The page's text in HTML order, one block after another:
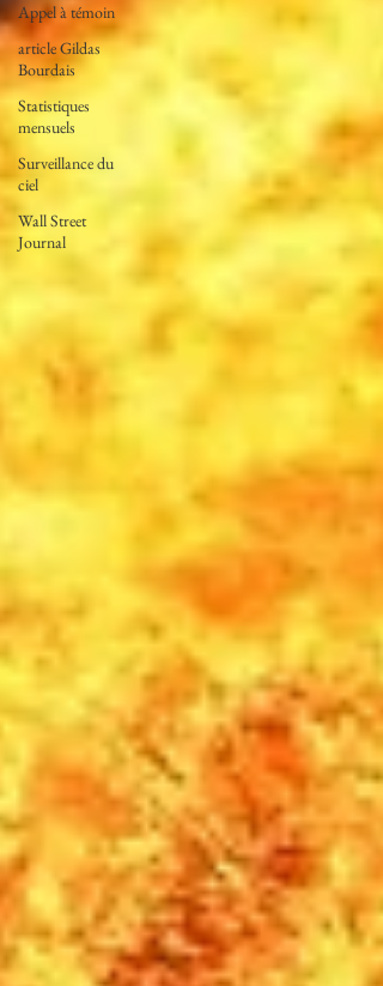
Appel à témoin
article Gildas
Bourdais
Statistiques
mensuels
Surveillance du
ciel
Wall Street
Journal